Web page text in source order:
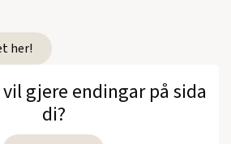
her!
gjere endingar på sida
di?